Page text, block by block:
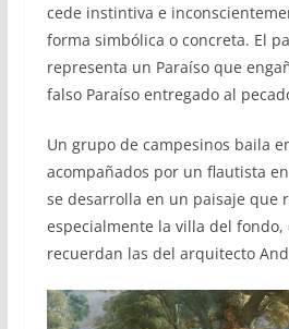
cede instintiva e
forma simbólica o concreta. El
representa un Paraíso que
falso Paraíso entregado al
Un grupo de campesinos baila
acompañados por un flautista
se desarrolla en un paisaje que
especialmente la villa del fondo,
recuerdan las del arquitecto